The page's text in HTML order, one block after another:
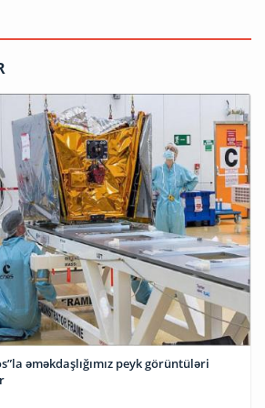
əməkdaşlığımız peyk görüntüləri